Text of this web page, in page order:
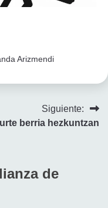
Arizmendi
Siguiente:
berria hezkuntzan
de